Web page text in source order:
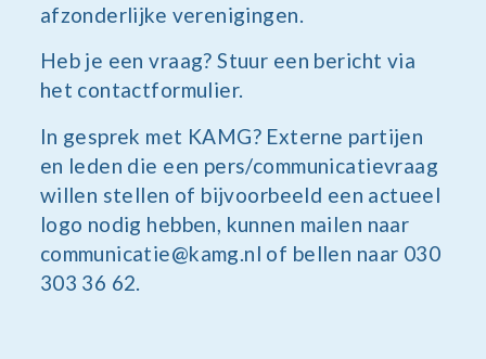
afzonderlijke verenigingen.
Heb je een vraag? Stuur een bericht via
het contactformulier.
In gesprek met KAMG? Externe partijen
en leden die een pers/communicatievraag
willen stellen of bijvoorbeeld een actueel
logo nodig hebben, kunnen mailen naar
communicatie@kamg.nl of bellen naar 030
303 36 62.